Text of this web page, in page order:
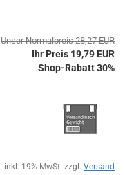
Unser Normalpreis 28,27 EUR
Ihr Preis 19,79 EUR
Shop-Rabatt 30%
inkl. 19% MwSt. zzgl. Versand